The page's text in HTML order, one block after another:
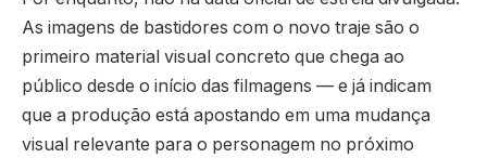
As imagens de bastidores com o novo traje são o
primeiro material visual concreto que chega ao
público desde o início das filmagens — e já indicam
que a produção está apostando em uma mudança
visual relevante para o personagem no próximo